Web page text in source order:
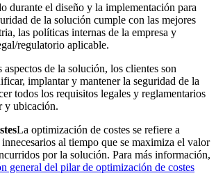
durante el diseño y la implementación para
de la solución cumple con las mejores
las políticas internas de la empresa y
regulatorio aplicable.
aspectos de la solución, los clientes son
implantar y mantener la seguridad de la
todos los requisitos legales y reglamentarios
y ubicación.
La optimización de costes se refiere a
al tiempo que se maximiza el valor
por la solución. Para más información,
general del pilar de optimización de costes